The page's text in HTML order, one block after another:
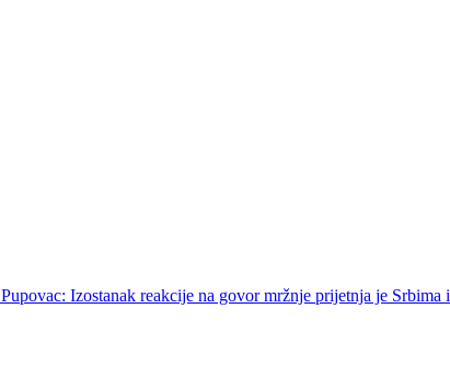
Pupovac: Izostanak reakcije na govor mržnje prijetnja je Srbima i